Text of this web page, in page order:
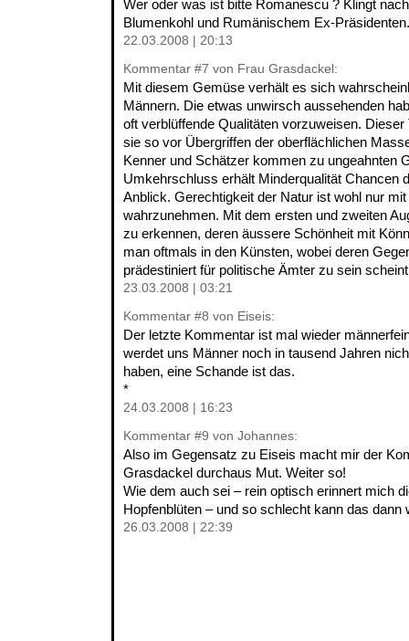
Wer oder was ist bitte Romanescu ? Klingt
Blumenkohl und Rumänischem Ex-Präsidenten.
22.03.2008 | 20:13
Kommentar #7 von Frau Grasdackel:
Mit diesem Gemüse verhält es sich
Männern. Die etwas unwirsch aussehenden
oft verblüffende Qualitäten vorzuweisen.
sie so vor Übergriffen der oberflächlichen
Kenner und Schätzer kommen zu ungeahnten
Umkehrschluss erhält Minderqualität Chancen
Anblick. Gerechtigkeit der Natur ist wohl nur
wahrzunehmen. Mit dem ersten und zweiten
zu erkennen, deren äussere Schönheit mit
man oftmals in den Künsten, wobei deren
prädestiniert für politische Ämter zu sein
23.03.2008 | 03:21
Kommentar #8 von Eiseis:
Der letzte Kommentar ist mal wieder
werdet uns Männer noch in tausend Jahren
haben, eine Schande ist das.
*
24.03.2008 | 16:23
Kommentar #9 von Johannes:
Also im Gegensatz zu Eiseis macht mir der
Grasdackel durchaus Mut. Weiter so!
Wie dem auch sei – rein optisch erinnert mich
Hopfenblüten – und so schlecht kann das dann
26.03.2008 | 22:39